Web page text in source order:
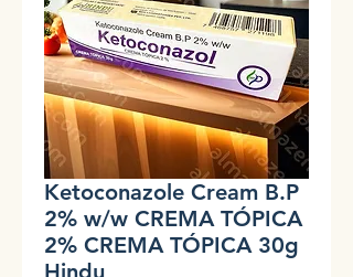
Ketoconazole Cream B.P
2% w/w CREMA TÓPICA
2% CREMA TÓPICA 30g
Hindu